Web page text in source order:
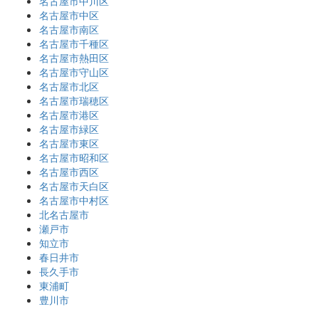
名古屋市中区
名古屋市南区
名古屋市千種区
名古屋市熱田区
名古屋市守山区
名古屋市北区
名古屋市瑞穂区
名古屋市港区
名古屋市緑区
名古屋市東区
名古屋市昭和区
名古屋市西区
名古屋市天白区
名古屋市中村区
北名古屋市
瀬戸市
知立市
春日井市
長久手市
東浦町
豊川市